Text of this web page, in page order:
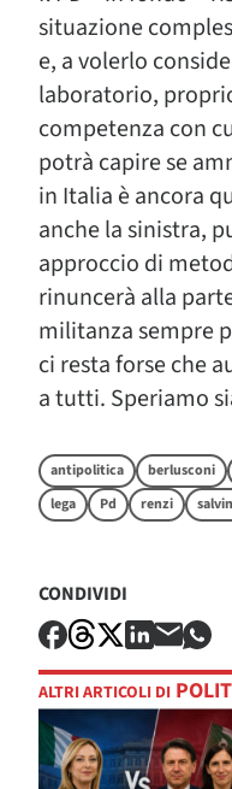
situazione
e, a volerlo
laboratorio,
competenza con
potrà capire se
in Italia è ancora
anche la sinistra,
approccio di
rinuncerà alla
militanza sempre
ci resta forse che
a tutti. Speriamo
antipolitica berlusconi
lega
Pd renzi
CONDIVIDI
ALTRI ARTICOLI DI